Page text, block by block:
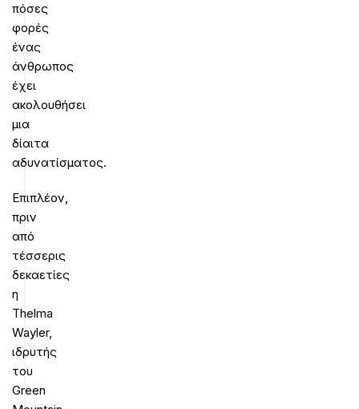
πόσες
φορές
ένας
άνθρωπος
έχει
ακολουθήσει
μια
δίαιτα
αδυνατίσματος.
Επιπλέον,
πριν
από
τέσσερις
δεκαετίες
η
Thelma
Wayler,
ιδρυτής
του
Green